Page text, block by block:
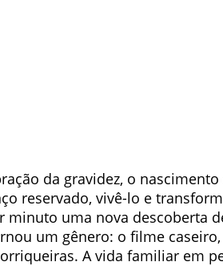
da gravidez, o
reservado, vivê-lo e
minuto uma nova descoberta
um gênero: o filme
A vida familiar em